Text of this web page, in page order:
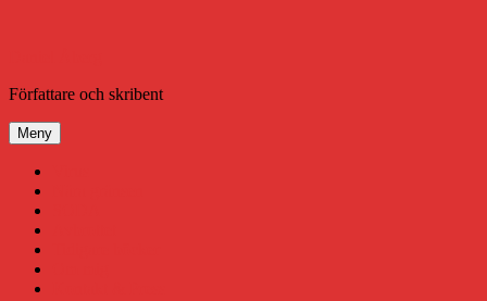
Författare och skribent
Meny